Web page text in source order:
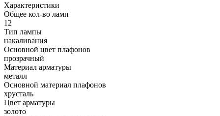
Характеристики
Общее кол-во ламп
12
Тип лампы
накаливания
Основной цвет плафонов
прозрачный
Материал арматуры
металл
Основной материал плафонов
хрусталь
Цвет арматуры
золото